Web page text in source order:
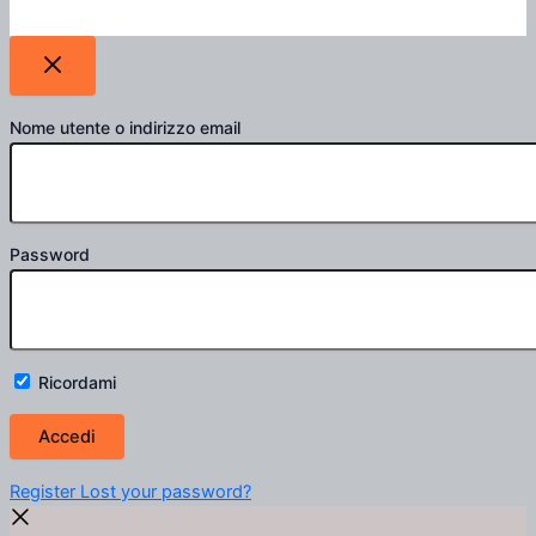
Nome utente o indirizzo email
Password
Ricordami
Register Lost your password?